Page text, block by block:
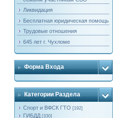
Ликвидация
Бесплатная юридическая помощь
Трудовые отношения
645 лет г. Чухломе
Форма Входа
Категории Раздела
Спорт и ВФСК ГТО [192]
ГИБДД [330]